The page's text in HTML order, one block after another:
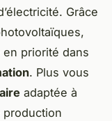
Grâce
en priorité dans
. Plus vous
adaptée à